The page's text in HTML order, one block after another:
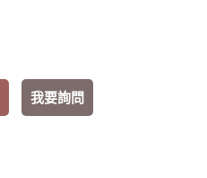
我要詢問